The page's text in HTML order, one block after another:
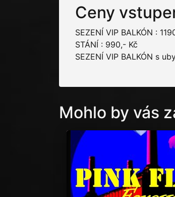
Ceny
SEZENÍ VIP BALKÓN :
STÁNÍ : 990,- Kč
SEZENÍ VIP BALKÓN s
Mohlo by vás